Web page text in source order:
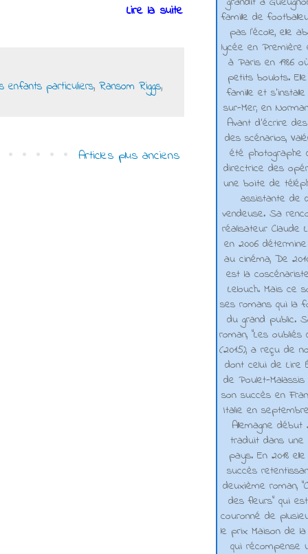
Lire la suite
enfants particuliers, Ransom Riggs,
Articles plus anciens
famille de
pas l'école, elle
lycée en
à Paris en 1986
petits boulots.
famille et
sur-Mer, en
Avant d’écrire
des scénarios,
été photographe
directrice des
une boite de
assistante de
vendeuse. Sa
réalisateur Claude
en 2006
au cinéma, De
est la
Lelouch. Mais ce
ses romans qui la
du grand public.
roman, "Les oubliés
(2015), a reçu de
dont celui de Lire
de Poulet-
son succès en
Italie en
Allemagne début
traduit dans une
pays. En 2018
succès
deuxième roman,
des fleurs" qui
couronné de
le prix Maison de la
qui récompense